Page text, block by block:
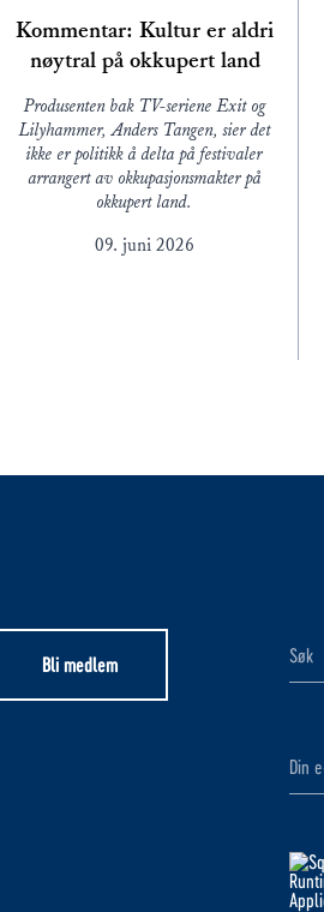
Kommentar: Kultur er aldri
nøytral på okkupert land
Produsenten bak TV-seriene Exit og
Lilyhammer, Anders Tangen, sier det
ikke er politikk å delta på festivaler
arrangert av okkupasjonsmakter på
okkupert land.
09. juni 2026
Bli medlem